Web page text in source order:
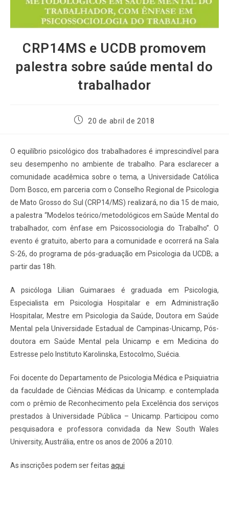
CRP14MS e UCDB promovem
palestra sobre saúde mental do
trabalhador
20 de abril de 2018
O equilíbrio psicológico dos trabalhadores é imprescindível para
seu desempenho no ambiente de trabalho. Para esclarecer a
comunidade acadêmica sobre o tema, a Universidade Católica
Dom Bosco, em parceria com o Conselho Regional de Psicologia
de Mato Grosso do Sul (CRP14/MS) realizará, no dia 15 de maio,
a palestra “Modelos teórico/metodológicos em Saúde Mental do
trabalhador, com ênfase em Psicossociologia do Trabalho”. O
evento é gratuito, aberto para a comunidade e ocorrerá na Sala
S-26, do programa de pós-graduação em Psicologia da UCDB; a
partir das 18h.
A psicóloga Lilian Guimaraes é graduada em Psicologia,
Especialista em Psicologia Hospitalar e em Administração
Hospitalar, Mestre em Psicologia da Saúde, Doutora em Saúde
Mental pela Universidade Estadual de Campinas-Unicamp, Pós-
doutora em Saúde Mental pela Unicamp e em Medicina do
Estresse pelo Instituto Karolinska, Estocolmo, Suécia.
Foi docente do Departamento de Psicologia Médica e Psiquiatria
da faculdade de Ciências Médicas da Unicamp. e contemplada
com o prêmio de Reconhecimento pela Excelência dos serviços
prestados à Universidade Pública – Unicamp. Participou como
pesquisadora e professora convidada da New South Wales
University, Austrália, entre os anos de 2006 a 2010.
As inscrições podem ser feitas aqui